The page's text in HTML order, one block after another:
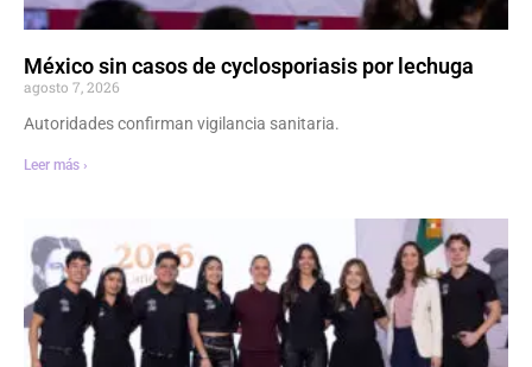
México sin casos de cyclosporiasis por lechuga
agosto 7, 2026
Autoridades confirman vigilancia sanitaria.
Leer más ›